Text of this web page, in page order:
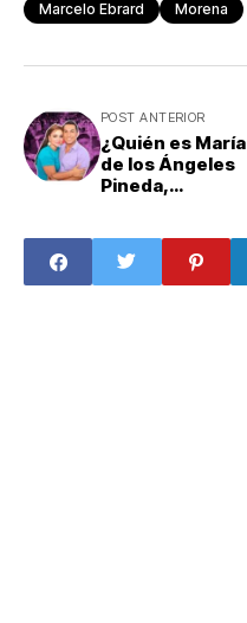
Marcelo Ebrard Morena
POST ANTERIOR
¿Quién es María
de los Ángeles
Pineda,
Unidos?